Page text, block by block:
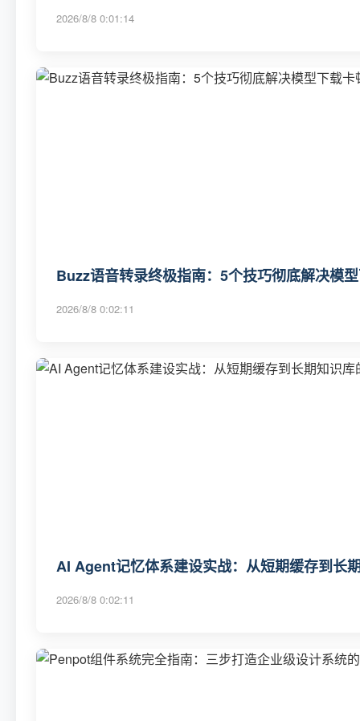
2026/8/8 0:01:14
Buzz语音转录终极指南：5个技巧彻底解决模
2026/8/8 0:02:11
AI Agent记忆体系建设实战：从短期缓存到长
2026/8/8 0:02:11